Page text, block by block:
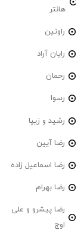
هانتر
راوتین
رایان آراد
رحمان
رسوا
رشید و زیپا
رضا آیین
رضا اسماعیل زاده
رضا بهرام
رضا پیشرو و علی
اوج